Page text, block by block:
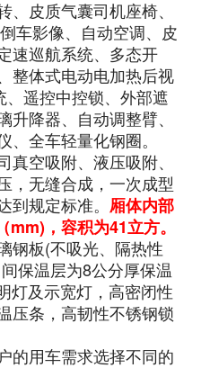
皮质气囊司机座椅、
车影像、自动空调、皮
速巡航系统、多态开
整体式电动电加热后视
遥控中控锁、外部遮
降器、自动调整臂、
全车轻量化钢圈。
真空吸附、液压吸附、
，无缝合成，一次成型
到规定标准。厢体内部
（mm)，容积为41立方。
钢板(不吸光、隔热性
保温层为8公分厚保温
灯及示宽灯，高密闭性
压条，高韧性不锈钢锁
的用车需求选择不同的